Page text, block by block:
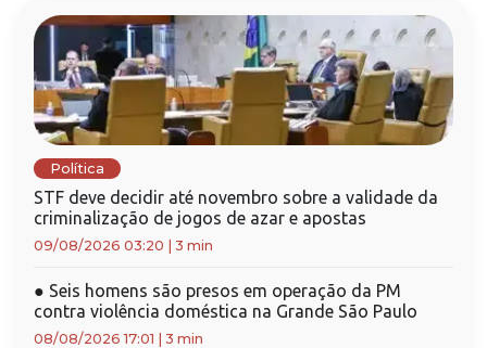
Política
STF deve decidir até novembro sobre a validade da
criminalização de jogos de azar e apostas
09/08/2026 03:20 3 min
● Seis homens são presos em operação da PM
contra violência doméstica na Grande São Paulo
08/08/2026 17:01 3 min